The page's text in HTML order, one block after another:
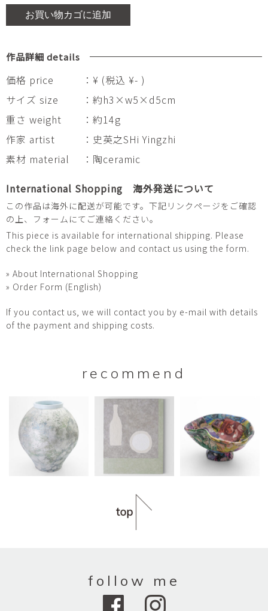
お買い物カゴに追加
作品詳細 details
価格 price
：¥ (税込 ¥- )
サイズ size
：約h3×w5×d5cm
重さ weight
：約14g
作家 artist
：史英之SHi Yingzhi
素材 material
：陶ceramic
International Shopping 海外発送について
この作品は海外に配送が可能です。下記リンクページをご確認
の上、フォームにてご連絡ください。
This piece is available for international shipping. Please
check the link page below and contact us using the form.
» About International Shopping
» Order Form (English)
If you contact us, we will contact you by e-mail with details
of the payment and shipping costs.
recommend
follow me